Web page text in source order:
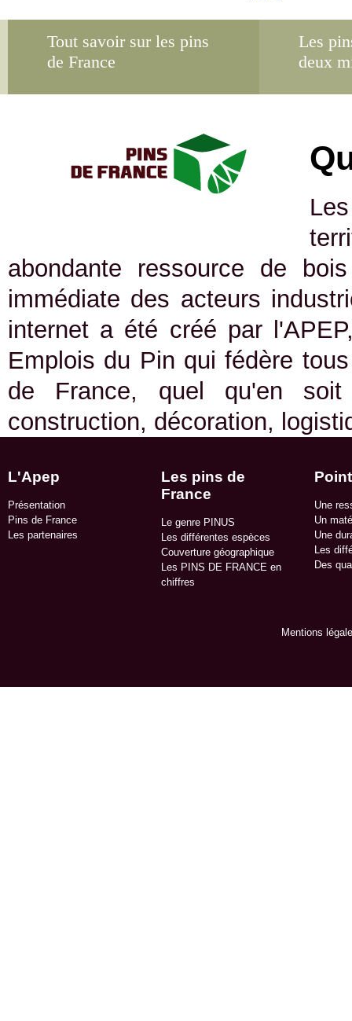
Tout savoir sur les pins
de France
Les
deux
abondante ressource de
immédiate des acteurs
internet a été créé par
Emplois du Pin qui fédère
de France, quel qu'en soit
construction, décoration,
L'Apep
Présentation
Pins de France
Les partenaires
Les pins de
France
Le genre PINUS
Les différentes espèces
Couverture géographique
Les PINS DE FRANCE en
chiffres
Une
Un
Une
Les
Des
Mentions